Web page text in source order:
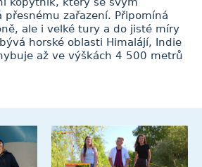
zařazení. Připomíná
ale i velké tury a do jisté míry
horské oblasti Himalájí, Indie
až ve výškách 4 500 metrů